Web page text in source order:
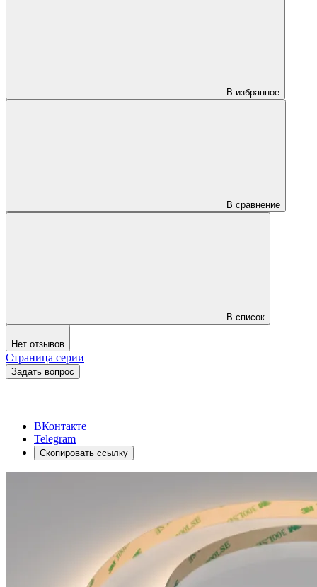
В избранное
В сравнение
В список
Нет отзывов
Страница серии
Задать вопрос
ВКонтакте
Telegram
Скопировать ссылку